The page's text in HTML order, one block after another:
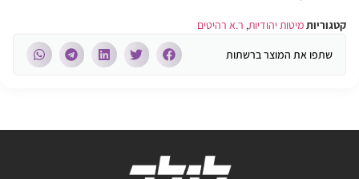
קטגוריותמיטות יהודיות, ר.א רהיטים
שתפו את המוצר ברשתות